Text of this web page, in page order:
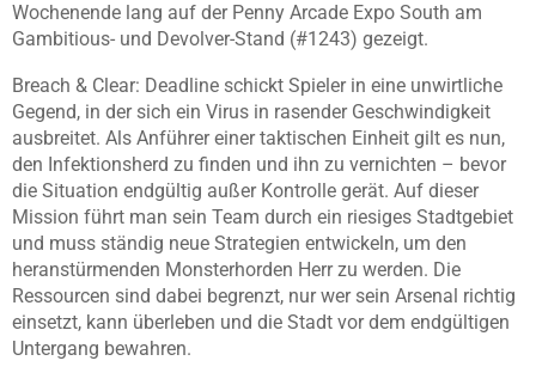
Wochenende lang auf der Penny Arcade Expo South am
Gambitious- und Devolver-Stand (#1243) gezeigt.
Breach & Clear: Deadline schickt Spieler in eine unwirtliche
Gegend, in der sich ein Virus in rasender Geschwindigkeit
ausbreitet. Als Anführer einer taktischen Einheit gilt es nun,
den Infektionsherd zu finden und ihn zu vernichten – bevor
die Situation endgültig außer Kontrolle gerät. Auf dieser
Mission führt man sein Team durch ein riesiges Stadtgebiet
und muss ständig neue Strategien entwickeln, um den
heranstürmenden Monsterhorden Herr zu werden. Die
Ressourcen sind dabei begrenzt, nur wer sein Arsenal richtig
einsetzt, kann überleben und die Stadt vor dem endgültigen
Untergang bewahren.